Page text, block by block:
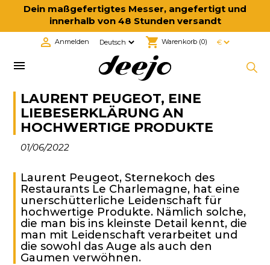
Dein maßgefertigtes Messer, angefertigt und
innerhalb von 48 Stunden versandt
shopping_cart Warenkorb (0)
 Anmelden

LAURENT PEUGEOT, EINE
LIEBESERKLÄRUNG AN
HOCHWERTIGE PRODUKTE
01/06/2022
Laurent Peugeot, Sternekoch des
Restaurants Le Charlemagne, hat eine
unerschütterliche Leidenschaft für
hochwertige Produkte. Nämlich solche,
die man bis ins kleinste Detail kennt, die
man mit Leidenschaft verarbeitet und
die sowohl das Auge als auch den
Gaumen verwöhnen.